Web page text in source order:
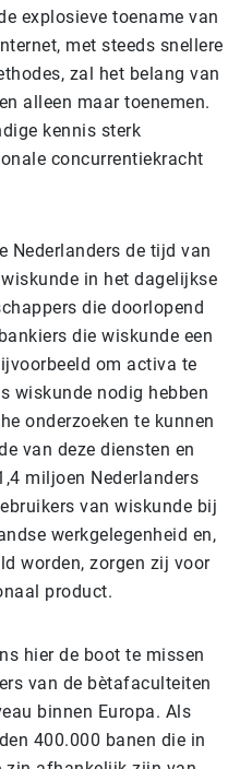
explosieve toename van
met steeds snellere
zal het belang van
alleen maar toenemen.
kennis sterk
concurrentiekracht
Nederlanders de tijd van
in het dagelijkse
die doorlopend
die wiskunde een
om activa te
wiskunde nodig hebben
onderzoeken te kunnen
van deze diensten en
miljoen Nederlanders
van wiskunde bij
werkgelegenheid en,
worden, zorgen zij voor
product.
hier de boot te missen
van de bètafaculteiten
binnen Europa. Als
400.000 banen die in